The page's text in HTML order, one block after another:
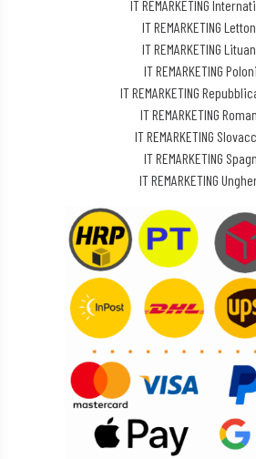
IT REMARKETING
IT REMARKETING
IT REMARKETING
IT REMARKETING
IT REMARKETING
IT REMARKETING
IT REMARKETING
IT REMARKETING
IT REMARKETING